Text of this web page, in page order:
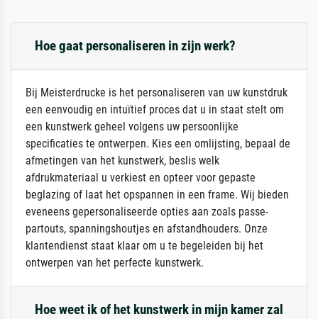
Hoe gaat personaliseren in zijn werk?
Bij Meisterdrucke is het personaliseren van uw kunstdruk
een eenvoudig en intuïtief proces dat u in staat stelt om
een kunstwerk geheel volgens uw persoonlijke
specificaties te ontwerpen. Kies een omlijsting, bepaal de
afmetingen van het kunstwerk, beslis welk
afdrukmateriaal u verkiest en opteer voor gepaste
beglazing of laat het opspannen in een frame. Wij bieden
eveneens gepersonaliseerde opties aan zoals passe-
partouts, spanningshoutjes en afstandhouders. Onze
klantendienst staat klaar om u te begeleiden bij het
ontwerpen van het perfecte kunstwerk.
Hoe weet ik of het kunstwerk in mijn kamer zal